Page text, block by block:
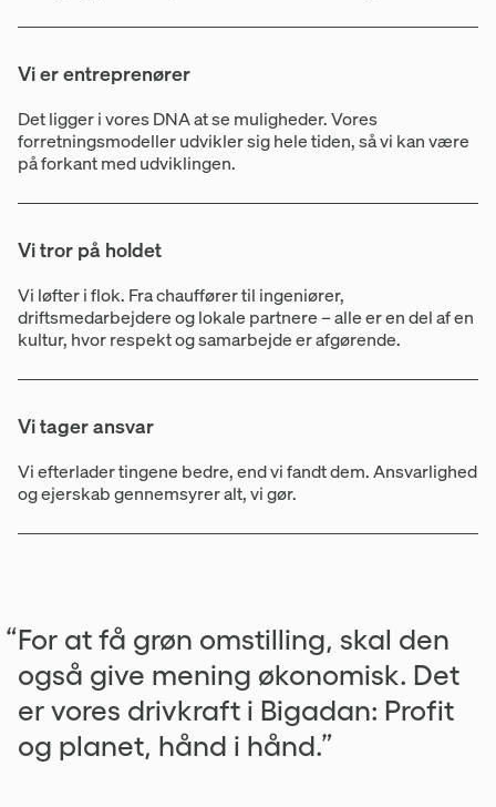
Vi er entreprenører
Det ligger i vores DNA at se muligheder. Vores
forretningsmodeller udvikler sig hele tiden, så vi kan være
på forkant med udviklingen.
Vi tror på holdet
Vi løfter i flok. Fra chauffører til ingeniører,
driftsmedarbejdere og lokale partnere – alle er en del af en
kultur, hvor respekt og samarbejde er afgørende.
Vi tager ansvar
Vi efterlader tingene bedre, end vi fandt dem. Ansvarlighed
og ejerskab gennemsyrer alt, vi gør.
“For at få grøn omstilling, skal den
også give mening økonomisk. Det
er vores drivkraft i Bigadan: Profit
og planet, hånd i hånd.”